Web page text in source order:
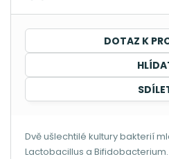
DOTAZ K
Dvě ušlechtilé kultury bakterií
Lactobacillus a